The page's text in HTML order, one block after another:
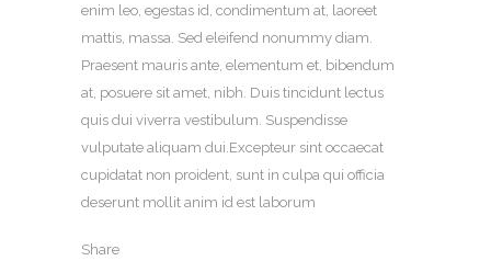
enim leo, egestas id, condimentum at, laoreet
mattis, massa. Sed eleifend nonummy diam.
Praesent mauris ante, elementum et, bibendum
at, posuere sit amet, nibh. Duis tincidunt lectus
quis dui viverra vestibulum. Suspendisse
vulputate aliquam dui.Excepteur sint occaecat
cupidatat non proident, sunt in culpa qui officia
deserunt mollit anim id est laborum
Share